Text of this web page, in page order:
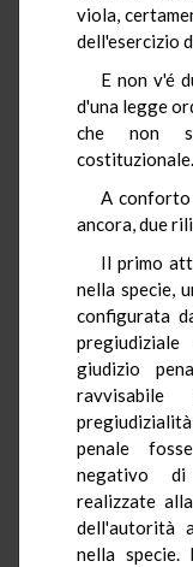
viola,
dell'esercizio
E non v'é
d'una legge
che non
costituzionale.
A conforto
ancora, due
Il primo
nella specie,
configurata
giudizio
penale
negativo di
realizzate
dell'autorità
nella